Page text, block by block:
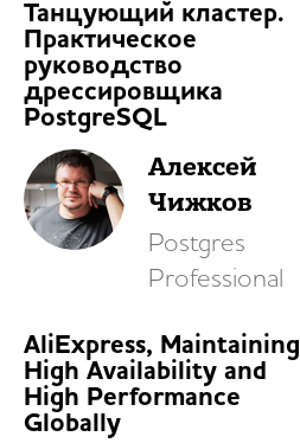
Танцующий кластер.
Практическое
руководство
дрессировщика
PostgreSQL
Алексей
Чижков
Postgres
Professional
AliExpress, Maintaining
High Availability and
High Performance
Globally